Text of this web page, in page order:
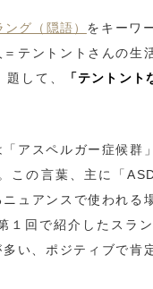
ング（隠語） をキーワ
テントントさんの生
して、
「テントント
アスペルガー症候群
この言葉、主に「
ュアンスで使われる
１回で紹介したスラ
い、ポジティブで肯